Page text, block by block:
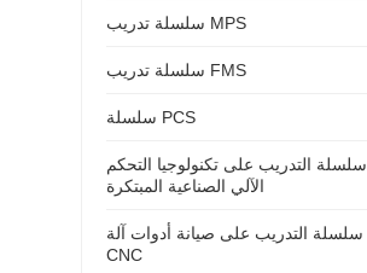
سلسلة تدريب MPS
سلسلة تدريب FMS
سلسلة PCS
سلسلة التدريب على تكنولوجيا التحكم
الآلي الصناعية المبتكرة
سلسلة التدريب على صيانة أدوات آلة
CNC